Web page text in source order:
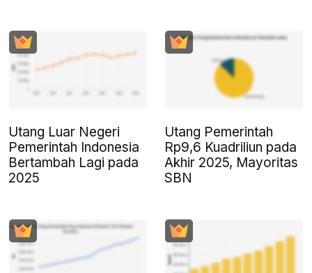
Utang Luar Negeri
Pemerintah Indonesia
Bertambah Lagi pada
2025
Utang Pemerintah
Rp9,6 Kuadriliun pada
Akhir 2025, Mayoritas
SBN